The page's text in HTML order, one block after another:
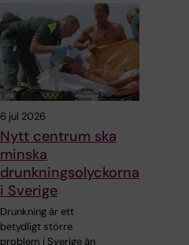
6 jul 2026
Nytt centrum ska
minska
drunkningsolyckorna
i Sverige
Drunkning är ett
betydligt större
problem i Sverige än